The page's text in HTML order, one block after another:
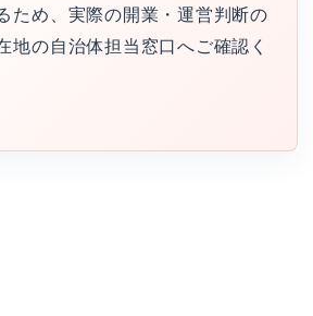
ため、実際の開業・運営判断の
地の自治体担当窓口へご確認く